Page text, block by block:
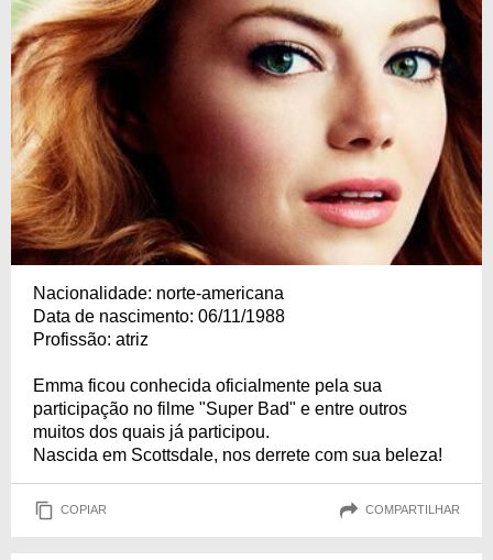
Nacionalidade: norte-americana
Data de nascimento: 06/11/1988
Profissão: atriz
Emma ficou conhecida oficialmente pela sua
participação no filme "Super Bad" e entre outros
muitos dos quais já participou.
Nascida em Scottsdale, nos derrete com sua beleza!
COPIAR COMPARTILHAR